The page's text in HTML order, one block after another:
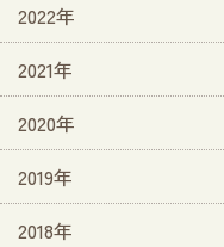
2022年
2021年
2020年
2019年
2018年